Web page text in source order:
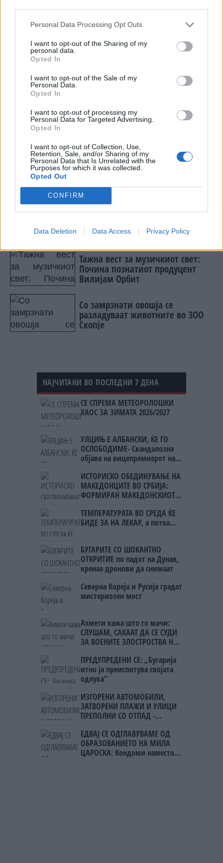
Personal Data Processing Opt Outs
I want to opt-out of the Sharing of my
personal data.
Opted In
I want to opt-out of the Sale of my
Personal Data.
Opted In
I want to opt-out of processing my
Personal Data for Targeted Advertising.
Opted In
I want to opt-out of Collection, Use,
Retention, Sale, and/or Sharing of my
Personal Data that Is Unrelated with the
Purposes for which it was collected.
Opted Out
CONFIRM
Data Deletion Data Access Privacy Policy
Турбулната историја на семејството Алман
Елија Блу Алман е единствениот син на Шер и
краток, но турбулентен брак во 1970-тите.
Иако пораснал со познати родители, со години
отворено зборува за своите проблеми со
зависноста и комплицираниот однос со
семејството. Неговиот приватен живот често е
во центарот на вниманието, особено по
обвинувањата дека Шер се обидела да го
контролира неговиот живот и финансии.
И покрај сè, семејството останува под будното
око на јавноста, а нова судска битка би можела
дополнително да го продлабочи јазот меѓу
мајката и синот.
© Vecer.mk, правата за текстот се на редакцијата
Тажна вест за музичкиот свет:
Почина познатиот продуцент
Вилијам Орбит
Со замрзнати овошја се
разладуваат животните во ЗОО
Скопје
НАЈЧИТАНИ ВО ПОСЛЕДНИ 7 ДЕНА
СЕ СПРЕМА МЕТЕОРОЛОШКИ
ХАОС ЗА ЗИМАТА 2026/2027
УЛЦИЊ Е АЛБАНСКИ, ЌЕ ГО
ОСЛОБОДИМЕ- Скандалозна
објава на вицепремиерот на
ИСТОРИСКО ОБЕДИНУВАЊЕ НА
МАКЕДОНЦИТЕ ВО СРБИЈА:
ФОРМИРАН МАКЕДОНСКИОТ
ТЕМПЕРАТУРАТА ВО СРЕДА ЌЕ
БИДЕ ЗА НА ЛЕКАР, а потоа...
БУГАРИТЕ СО ШОКАНТНО
ОТКРИТИЕ по падот на Дунав,
кренаа дронови да снимаат
Северна Кореја и Русија градат
мистериозен мост
Ахмети кажа што го мачи:
СЛУШАМ, САКААТ ДА СЕ СУДИ
ЗА ВОЕНИТЕ ЗЛОСТРОСТВА НА
ПРЕДУПРЕДЕНИ СЕ: „Бугарија
итно ја преиспитува својата
одлука“
ИЗГОРЕНИ АВТОМОБИЛИ,
ЗАТВОРЕНИ ПЛАЖИ И УЛИЦИ
ПРЕПОЛНИ СО ОТПАД -
мигрантскиот бран кон Сеута
ЕДВАЈ СЕ ОДГЛАВУВАМЕ ОД
ОБРАЗОВАНИЕТО НА МИЛА
ЦАРОСКА: Кондоми наместо